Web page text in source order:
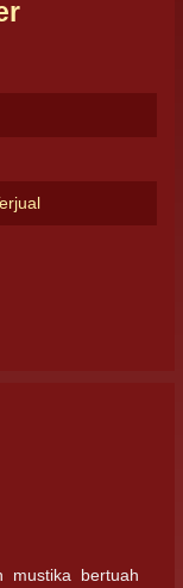
mustika bertuah